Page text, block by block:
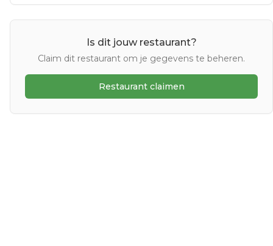
Is dit jouw restaurant?
Claim dit restaurant om je gegevens te beheren.
Restaurant claimen